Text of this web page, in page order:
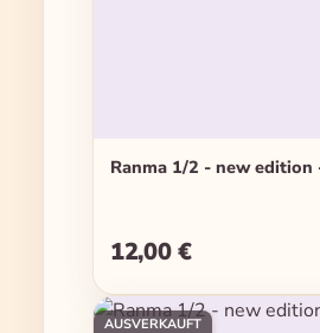
Ranma 1/2 - new edition
Regulärer Preis:
12,00 €
AUSVERKAUFT